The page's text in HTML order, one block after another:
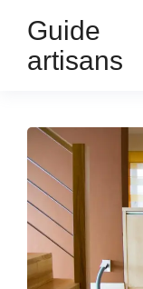
Guide
artisans